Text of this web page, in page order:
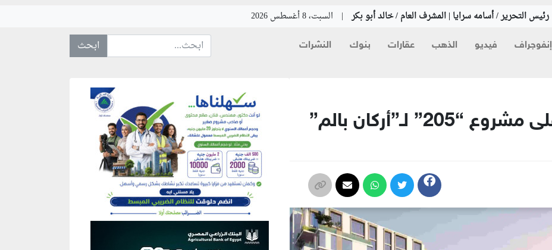
رئيس التحرير / أسامه سرايا | المشرف العام / خالد أبو بكر | السبت، 8 أغسطس 2026
إنفوجراف فيديو الذهب عقارات بنوك النشرات ابحث عن... :
مجلس الوزراء يوافق على مشروع “205” لـ”أركان بالم”
منطقة إعلانية
منطقة إعلانية